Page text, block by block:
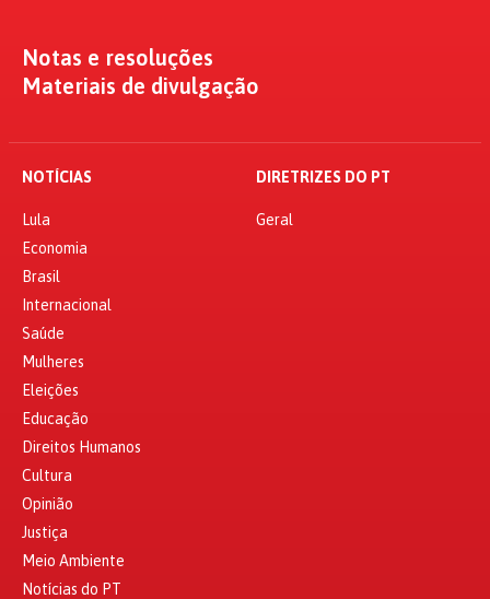
Notas e resoluções
Materiais de divulgação
NOTÍCIAS
Lula
Economia
Brasil
Internacional
Saúde
Mulheres
Eleições
Educação
Direitos Humanos
Cultura
Opinião
Justiça
Meio Ambiente
Notícias do PT
DIRETRIZES DO PT
Geral